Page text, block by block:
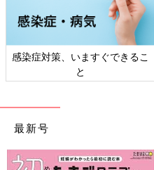
感染症対策、いますぐできるこ
と
最新号